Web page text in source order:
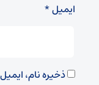
ایمیل*
ذخیره نام،